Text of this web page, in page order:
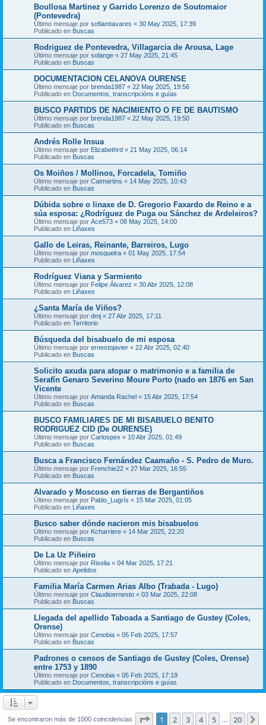
Boullosa Martinez y Garrido Lorenzo de Soutomaior
(Pontevedra)
Último mensaje por sofiamtavares « 30 May 2025, 17:39
Publicado en Buscas
Rodriguez de Pontevedra, Villagarcia de Arousa, Lage
Último mensaje por solange « 27 May 2025, 21:45
Publicado en Buscas
DOCUMENTACION CELANOVA OURENSE
Último mensaje por brenda1987 « 22 May 2025, 19:56
Publicado en Documentos, transcripcións e guías
BUSCO PARTIDS DE NACIMIENTO O FE DE BAUTISMO
Último mensaje por brenda1987 « 22 May 2025, 19:50
Publicado en Buscas
Andrés Rolle Insua
Último mensaje por Elizabethrd « 21 May 2025, 06:14
Publicado en Buscas
Os Moiños / Mollinos, Forcadela, Tomiño
Último mensaje por Catmartins « 14 May 2025, 10:43
Publicado en Buscas
Dúbida sobre o linaxe de D. Gregorio Faxardo de Reino e a
súa esposa: ¿Rodríguez de Puga ou Sánchez de Ardeleiros?
Último mensaje por Ace573 « 08 May 2025, 14:00
Publicado en Liñaxes
Gallo de Leiras, Reinante, Barreiros, Lugo
Último mensaje por mosqueira « 01 May 2025, 17:54
Publicado en Liñaxes
Rodríguez Viana y Sarmiento
Último mensaje por Felipe Álvarez « 30 Abr 2025, 12:08
Publicado en Liñaxes
¿Santa María de Viños?
Último mensaje por dmj « 27 Abr 2025, 17:11
Publicado en Territorio
Búsqueda del bisabuelo de mi esposa
Último mensaje por ernestojavier « 22 Abr 2025, 02:40
Publicado en Buscas
Solicito axuda para atopar o matrimonio e a familia de
Serafín Genaro Severino Moure Porto (nado en 1876 en San
Vicente
Último mensaje por Amanda Rachel « 15 Abr 2025, 17:54
Publicado en Buscas
BUSCO FAMILIARES DE MI BISABUELO BENITO
RODRIGUEZ CID (De OURENSE)
Último mensaje por Carlospex « 10 Abr 2025, 01:49
Publicado en Buscas
Busca a Francisco Fernández Caamaño - S. Pedro de Muro.
Último mensaje por Frenchie22 « 27 Mar 2025, 16:55
Publicado en Buscas
Alvarado y Moscoso en tierras de Bergantiños
Último mensaje por Pablo_Lugrís « 15 Mar 2025, 01:05
Publicado en Liñaxes
Busco saber dónde nacieron mis bisabuelos
Último mensaje por Kcharriere « 14 Mar 2025, 22:20
Publicado en Buscas
De La Uz Piñeiro
Último mensaje por Riselia « 04 Mar 2025, 17:21
Publicado en Apelidos
Familia María Carmen Arias Albo (Trabada - Lugo)
Último mensaje por Claudioernesto « 03 Mar 2025, 22:08
Publicado en Buscas
Llegada del apellido Taboada a Santiago de Gustey (Coles,
Orense)
Último mensaje por Cenobia « 05 Feb 2025, 17:57
Publicado en Buscas
Padrones o censos de Santiago de Gustey (Coles, Orense)
entre 1753 y 1890
Último mensaje por Cenobia « 05 Feb 2025, 17:19
Publicado en Documentos, transcripcións e guías
Se encontraron más de 1000 coincidencias Página de 20
1 2 3 4 5 20